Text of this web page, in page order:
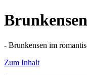
- Brunkensen im
Zum Inhalt